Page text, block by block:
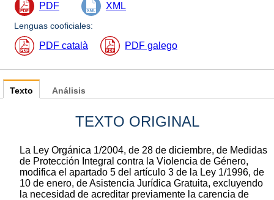
PDF XML
Lenguas cooficiales:
PDF català PDF galego
Texto
TEXTO ORIGINAL
La Ley Orgánica 1/2004, de 28 de diciembre, de Medidas
de Protección Integral contra la Violencia de Género,
modifica el apartado 5 del artículo 3 de la Ley 1/1996, de
10 de enero, de Asistencia Jurídica Gratuita, excluyendo
la necesidad de acreditar previamente la carencia de
Análisis